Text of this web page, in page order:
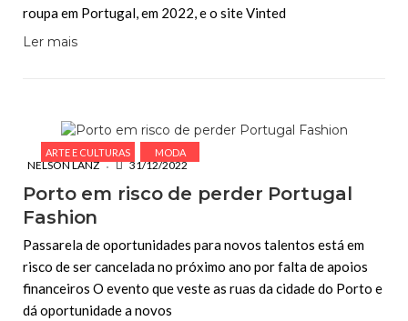
roupa em Portugal, em 2022, e o site Vinted
Ler mais
ARTE E CULTURAS MODA
NELSON LANZ 31/12/2022
Porto em risco de perder Portugal
Fashion
Passarela de oportunidades para novos talentos está em
risco de ser cancelada no próximo ano por falta de apoios
financeiros O evento que veste as ruas da cidade do Porto e
dá oportunidade a novos